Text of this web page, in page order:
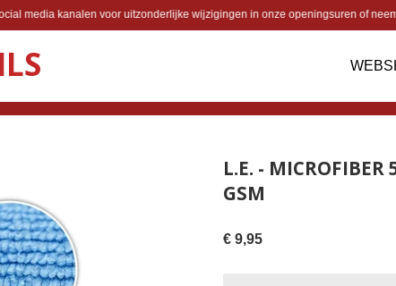
media kanalen voor uitzonderlijke wijzigingen in onze openingsuren of
L.E. - MICROFIBER
GSM
€ 9,95